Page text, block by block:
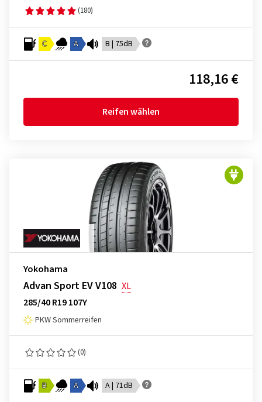
(180)
C A B | 75dB
118,16 €
Reifen wählen
Yokohama
Advan Sport EV V108 XL
285/40 R19 107Y
PKW Sommerreifen
(0)
B A A | 71dB